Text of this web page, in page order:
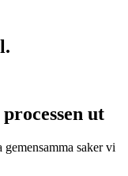
ut
saker vi